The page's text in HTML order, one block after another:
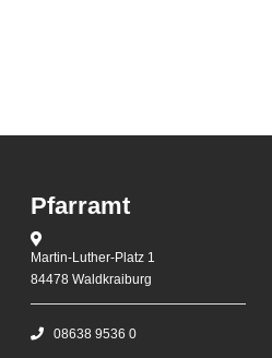
Pfarramt
Martin-Luther-Platz 1
84478 Waldkraiburg
08638 9536 0